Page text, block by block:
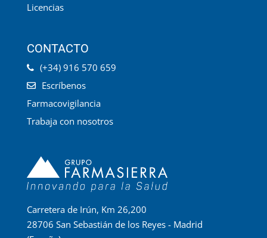
Licencias
CONTACTO
(+34) 916 570 659
Escríbenos
Farmacovigilancia
Trabaja con nosotros
Carretera de Irún, Km 26,200
28706 San Sebastián de los Reyes - Madrid